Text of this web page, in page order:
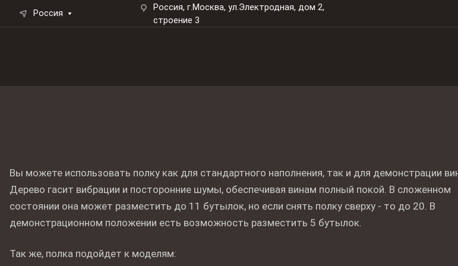
Россия
Россия, г.Москва, ул.Электродная, дом 2,
строение 3
Вы можете использовать полку как для стандартного наполнения, так и для демонстрации
Дерево гасит вибрации и посторонние шумы, обеспечивая винам полный покой. В сложенном
состоянии она может разместить до 11 бутылок, но если снять полку сверху - то до 20. В
демонстрационном положении есть возможность разместить 5 бутылок.
Так же, полка подойдет к моделям: